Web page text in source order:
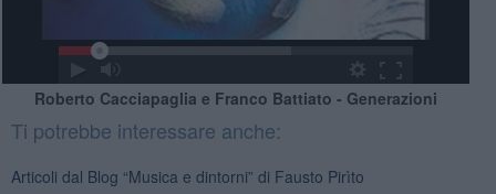
Roberto Cacciapaglia e Franco Battiato - Generazioni
Ti potrebbe interessare anche:
Articoli dal Blog “Musica e dintorni” di Fausto Pirìto